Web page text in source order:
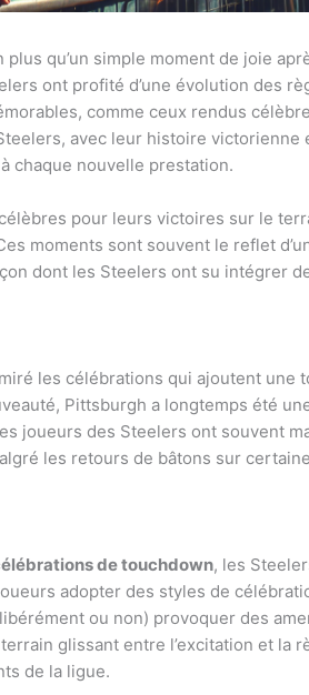
plus qu’un simple moment de joie
ont profité d’une évolution des
comme ceux rendus
avec leur histoire
chaque nouvelle prestation.
pour leurs victoires sur le
moments sont souvent le reflet
dont les Steelers ont su intégrer
les célébrations qui ajoutent
Pittsburgh a longtemps été
joueurs des Steelers ont souvent
les retours de bâtons sur
de touchdown, les
adopter des styles de
ou non) provoquer des
glissant entre l’excitation et la
de la ligue.